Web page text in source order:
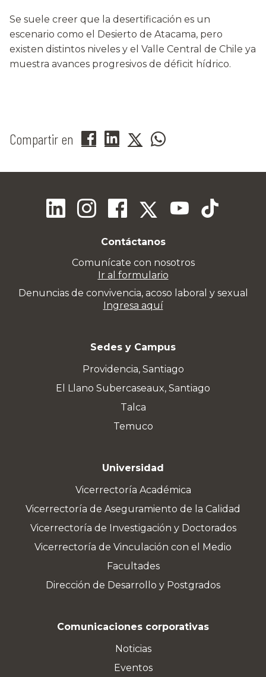
Se suele creer que la desertificación es un
escenario como el Desierto de Atacama, pero
existen distintos niveles y el Valle Central de Chile ya
muestra avances progresivos de déficit hídrico.
Compartir en
Contáctanos
Comunícate con nosotros
Ir al formulario
Denuncias de convivencia, acoso laboral y sexual
Ingresa aquí
Sedes y Campus
Providencia, Santiago
El Llano Subercaseaux, Santiago
Talca
Temuco
Universidad
Vicerrectoría Académica
Vicerrectoría de Aseguramiento de la Calidad
Vicerrectoría de Investigación y Doctorados
Vicerrectoría de Vinculación con el Medio
Facultades
Dirección de Desarrollo y Postgrados
Comunicaciones corporativas
Noticias
Eventos